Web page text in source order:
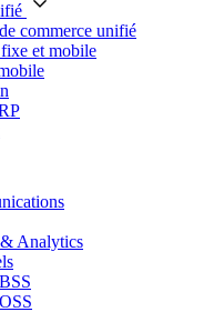
commerce unifié
et mobile
Analytics